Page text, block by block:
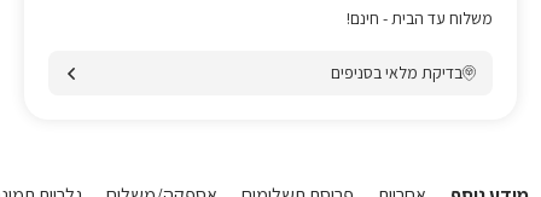
משלוח עד הבית - חינם!
בדיקת מלאי בסניפים